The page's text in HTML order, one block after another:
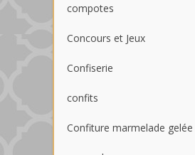
compotes
Concours et Jeux
Confiserie
confits
Confiture marmelade